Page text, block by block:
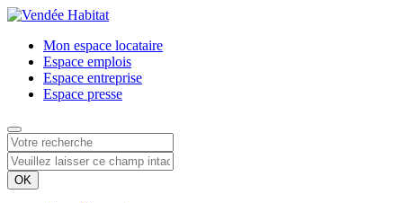
Mon espace locataire
Espace emplois
Espace entreprise
Espace presse